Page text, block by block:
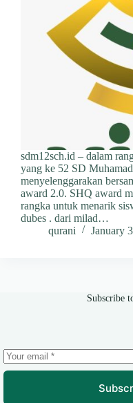
sdm12sch.id – dalam
yang ke 52 SD
menyelenggarakan
award 2.0. SHQ award
rangka untuk menarik
dubes . dari milad…
qurani
January
Subscribe